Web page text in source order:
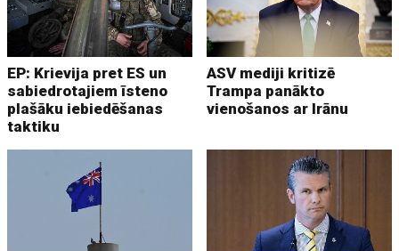
EP: Krievija pret ES un
sabiedrotajiem īsteno
plašāku iebiedēšanas
taktiku
ASV mediji kritizē
Trampa panākto
vienošanos ar Irānu